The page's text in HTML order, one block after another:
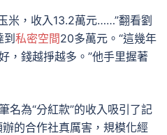
米，收入13.2萬元……”翻看劉
私密空間20多萬元。“這幾年
，錢越掙越多。”他手里握著
名為“分紅款”的收入吸引了記
的合作社真厲害，規模化經